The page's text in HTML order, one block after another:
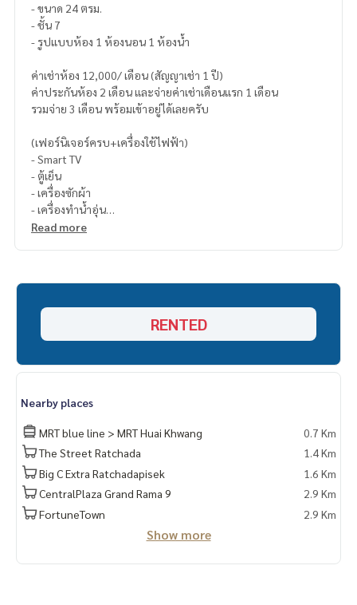
- ขนาด 24 ตรม.
- ชั้น 7
- รูปแบบห้อง 1 ห้องนอน 1 ห้องน้ำ
ค่าเช่าห้อง 12,000/ เดือน (สัญญาเช่า 1 ปี)
ค่าประกันห้อง 2 เดือน และจ่ายค่าเช่าเดือนแรก 1 เดือน
รวมจ่าย 3 เดือน พร้อมเข้าอยู่ได้เลยครับ
(เฟอร์นิเจอร์ครบ+เครื่องใช้ไฟฟ้า)
- Smart TV
- ตู้เย็น
- เครื่องซักผ้า
- เครื่องทำน้ำอุ่น
- ลำโพง built-in Bluetooth สำหรับฟังเพลงภายในห้อง
รับฝาก ขาย-เช่า คอนโด บ้าน ที่ดิน อสังหาริมทรัพย์ ครับ
Read more
RENTED
Nearby places
MRT blue line > MRT Huai Khwang
0.7 Km
The Street Ratchada
1.4 Km
Big C Extra Ratchadapisek
1.6 Km
CentralPlaza Grand Rama 9
2.9 Km
FortuneTown
2.9 Km
Show more